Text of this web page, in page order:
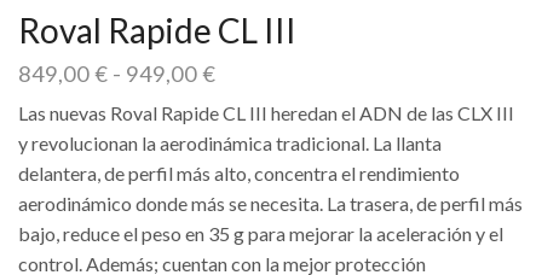
Roval Rapide CL III
849,00€ - 949,00€Rango
precios:
desde
849,00 €
hasta
949,00 €
Las nuevas Roval Rapide CL III heredan el ADN de las CLX III
y revolucionan la aerodinámica tradicional. La llanta
delantera, de perfil más alto, concentra el rendimiento
aerodinámico donde más se necesita. La trasera, de perfil más
bajo, reduce el peso en 35 g para mejorar la aceleración y el
control. Además; cuentan con la mejor protección